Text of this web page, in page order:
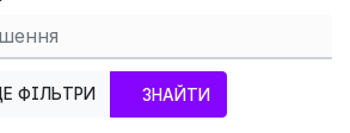
ФІЛЬТРИ ЗНАЙТИ